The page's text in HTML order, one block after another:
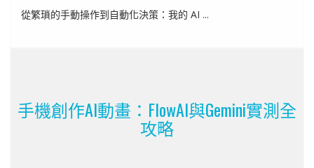
從繁瑣的手動操作到自動化決策：我的 AI ...
手機創作AI動畫：FlowAI與Gemini實測全
攻略